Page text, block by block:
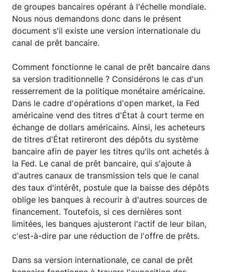
de groupes bancaires opérant à l'échelle mondiale.
Nous nous demandons donc dans le présent
document s'il existe une version internationale du
canal de prêt bancaire.
Comment fonctionne le canal de prêt bancaire dans
sa version traditionnelle ? Considérons le cas d'un
resserrement de la politique monétaire américaine.
Dans le cadre d'opérations d'open market, la Fed
américaine vend des titres d'État à court terme en
échange de dollars américains. Ainsi, les acheteurs
de titres d'État retireront des dépôts du système
bancaire afin de payer les titres qu'ils ont achetés à
la Fed. Le canal de prêt bancaire, qui s'ajoute à
d'autres canaux de transmission tels que le canal
des taux d'intérêt, postule que la baisse des dépôts
oblige les banques à recourir à d'autres sources de
financement. Toutefois, si ces dernières sont
limitées, les banques ajusteront l'actif de leur bilan,
c'est-à-dire par une réduction de l'offre de prêts.
Dans sa version internationale, ce canal de prêt